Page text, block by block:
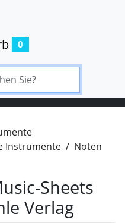
0
Instrumente
Noten
Sheets
Verlag